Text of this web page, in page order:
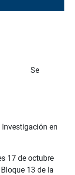
Se
en
17 de octubre
13 de la